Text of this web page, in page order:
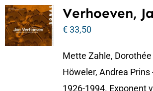
Verhoeven,
€33,50
Mette Zahle, Dorothée
Höweler, Andrea Prins
1926-1994. Exponent